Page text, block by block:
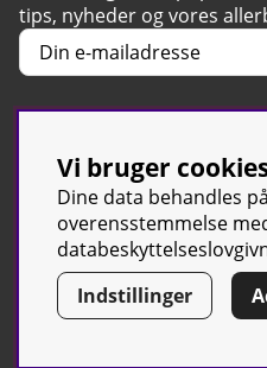
tips, nyheder og vores
4.6
© Sport & Gym Butiken JTC AB |
(svensk tilsvarende CVR-
42 87 00
Vi bruger
Dine data behandles
overensstemmelse
Indstillinger